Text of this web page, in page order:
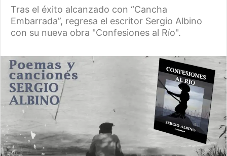
Tras el éxito alcanzado con “Cancha
Embarrada”, regresa el escritor Sergio Albino
con su nueva obra "Confesiones al Río".